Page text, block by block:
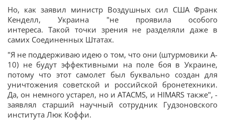
Но, как заявил министр Воздушных сил США Франк
Кенделл, Украина "не проявила особого
интереса. Такой точки зрения не разделяли даже в
самих Соединенных Штатах.
"Я не поддерживаю идею о том, что они (штурмовики A-
10) не будут эффективными на поле боя в Украине,
потому что этот самолет был буквально создан для
уничтожения советской и российской бронетехники.
Да, он немного устарел, но и ATACMS, и HIMARS также", -
заявлял старший научный сотрудник Гудзоновского
института Люк Коффи.